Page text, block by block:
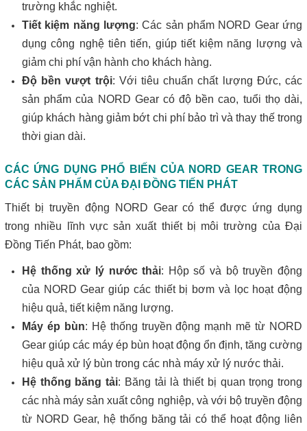
trường khắc nghiệt.
Tiết kiệm năng lượng: Các sản phẩm NORD Gear ứng
dụng công nghệ tiên tiến, giúp tiết kiệm năng lượng và
giảm chi phí vận hành cho khách hàng.
Độ bền vượt trội: Với tiêu chuẩn chất lượng Đức, các
sản phẩm của NORD Gear có độ bền cao, tuổi thọ dài,
giúp khách hàng giảm bớt chi phí bảo trì và thay thế trong
thời gian dài.
CÁC ỨNG DỤNG PHỔ BIẾN CỦA NORD GEAR TRONG
CÁC SẢN PHẨM CỦA ĐẠI ĐỒNG TIẾN PHÁT
Thiết bị truyền động NORD Gear có thể được ứng dụng
trong nhiều lĩnh vực sản xuất thiết bị môi trường của Đại
Đồng Tiến Phát, bao gồm:
Hệ thống xử lý nước thải: Hộp số và bộ truyền động
của NORD Gear giúp các thiết bị bơm và lọc hoạt động
hiệu quả, tiết kiệm năng lượng.
Máy ép bùn: Hệ thống truyền động mạnh mẽ từ NORD
Gear giúp các máy ép bùn hoạt động ổn định, tăng cường
hiệu quả xử lý bùn trong các nhà máy xử lý nước thải.
Hệ thống băng tải: Băng tải là thiết bị quan trọng trong
các nhà máy sản xuất công nghiệp, và với bộ truyền động
từ NORD Gear, hệ thống băng tải có thể hoạt động liên